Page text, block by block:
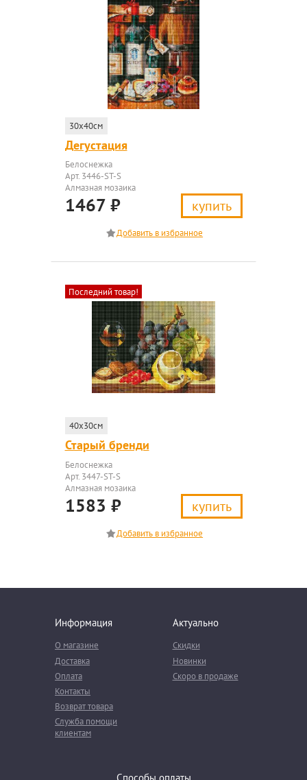
30x40см
Дегустация
Белоснежка
Арт. 3446-ST-S
Алмазная мозаика
1467 ₽ купить
Последний товар!
40x30см
Старый бренди
Белоснежка
Арт. 3447-ST-S
Алмазная мозаика
1583 ₽ купить
Информация
О магазине
Доставка
Оплата
Контакты
Возврат товара
Служба помощи
клиентам
Актуально
Скидки
Новинки
Скоро в продаже